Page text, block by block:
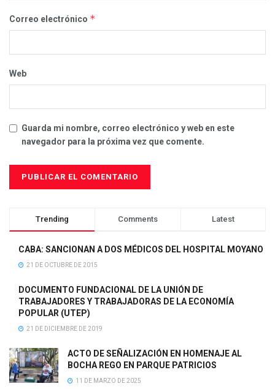
Correo electrónico *
Web
Guarda mi nombre, correo electrónico y web en este
navegador para la próxima vez que comente.
Trending Comments Latest
CABA: SANCIONAN A DOS MÉDICOS DEL HOSPITAL MOYANO
21 DE OCTUBRE DE 2015
DOCUMENTO FUNDACIONAL DE LA UNIÓN DE
TRABAJADORES Y TRABAJADORAS DE LA ECONOMÍA
POPULAR (UTEP)
21 DE DICIEMBRE DE 2019
ACTO DE SEÑALIZACIÓN EN HOMENAJE AL
BOCHA REGO EN PARQUE PATRICIOS
11 DE MARZO DE 2025